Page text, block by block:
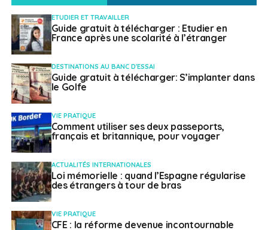
SUJETS ASSOCIÉS:
CAMPUS FRANCE
ENSEIGNEMENT FRANÇAIS À L’ÉTRANGER
ENSEIGNEMENT SUPÉRIEUR
PARTENAIRES
A SUIVRE
Les établissements du réseau Mlf monde :
l’excellence par la différence
NE RATEZ PAS
FEI au service des acteurs des métiers du
français dans le monde
Français à l'étranger
ETUDIER ET TRAVAILLER
Guide gratuit à télécharger : Etudier en
France après une scolarité à l’étranger
DESTINATIONS AU BANC D'ESSAI
Guide gratuit à télécharger: S’implanter dans
le Golfe
VIE PRATIQUE
Comment utiliser ses deux passeports,
français et britannique, pour voyager
ACTUALITÉS INTERNATIONALES
Loi mémorielle : quand l’Espagne régularise
des étrangers à tour de bras
VIE PRATIQUE
CFE : la réforme devenue incontournable